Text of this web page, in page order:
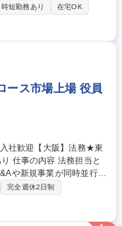
データ分析基盤構築に関
概要】■オ
析基盤構築■上記を行う
ど【業務例】■Google Cl
分析基盤の設計、構築■T
たデータビジュアライ
ーニングを用いたデータ
時短勤務あり
在宅OK
ース市場上場 役員
と
や新規事業が同時並行で
。 【主な業務内
）■機関法務（取締役
ス（リスクコンプライア
実施）■M&A関連・業務
完全週休2日制